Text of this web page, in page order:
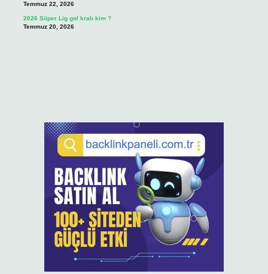
Temmuz 22, 2026
2026 Süper Lig gol kralı kim ?
Temmuz 20, 2026